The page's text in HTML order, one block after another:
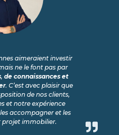
aimeraient investir
ne le font pas par
, de connaissances et
. C’est avec plaisir que
de nos clients,
et notre expérience
accompagner et les
projet immobilier.